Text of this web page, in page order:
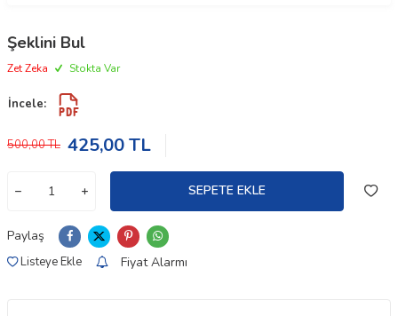
Şeklini Bul
Zet Zeka Stokta Var
İncele:
500,00TL 425,00TL
SEPETE EKLE
Paylaş
Listeye Ekle Fiyat Alarmı